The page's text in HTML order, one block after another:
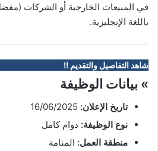
في المبيعات الخارجية أو الشركات
باللغة الإنجليزية.
شاهد التفاصيل والتقديم !!
» بيانات الوظيفة
تاريخ الإعلان:
نوع الوظيفة: دوام كامل
منطقة العمل: المنامة